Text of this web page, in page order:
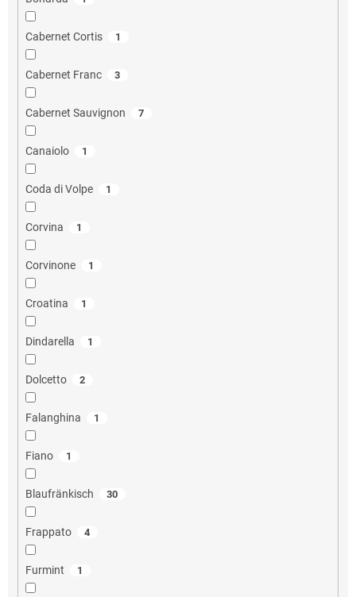
Cabernet Cortis 1
Cabernet Franc 3
Cabernet Sauvignon 7
Canaiolo 1
Coda di Volpe 1
Corvina 1
Corvinone 1
Croatina 1
Dindarella 1
Dolcetto 2
Falanghina 1
Fiano 1
Blaufränkisch 30
Frappato 4
Furmint 1